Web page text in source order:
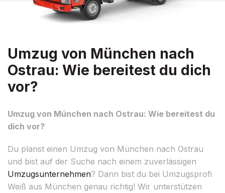
Umzug von München nach
Ostrau: Wie bereitest du dich
vor?
Umzug von München nach Ostrau: Wie bereitest du
dich vor?
Du planst einen Umzug von München nach Ostrau
und bist auf der Suche nach einem zuverlässigen
Umzugsunternehmen? Dann bist du bei Umzugsprofi
Weiß aus München genau richtig! Wir unterstützen